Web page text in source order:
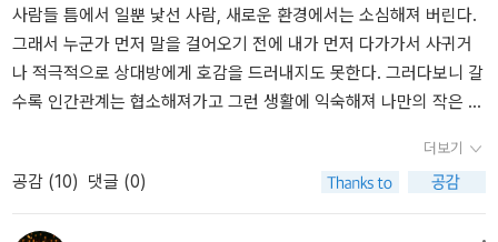
사이의 관계는 더욱 돈독해진다. 막스가 18세가 되던 해에, 부모님의
도움을 받아 막스는 독립한다. 28살도 아니고 18살에! 대단하지 않은
가. 그리고 우리의 믹스는 시간의 흐름과 더불어 점점 늙은 고양이가
되어 간다. 그러다 믹스는 시력을 잃게 된다. 아니 다른 것도 아니고
어지는 삶의 사이클에 돌입하게 되고 눈이 먼 믹스는 점점 더 아무데
도 가지 못하고 집에만 있게 된 시간이 많아진다. 바로 이 때 등장한
캐릭터가 바로 생쥐 멕스다. 참 아래층에 살던 멕시코생쥐들이 우리
사람들 틈에서 일뿐 낯선 사람, 새로운 환경에서는 소심해져 버린다.
그래서 누군가 먼저 말을 걸어오기 전에 내가 먼저 다가가서 사귀거
나 적극적으로 상대방에게 호감을 드러내지도 못한다. 그러다보니 갈
수록 인간관계는 협소해져가고 그런 생활에 익숙해져 나만의 작은 세
뭔가 통하는 게 없으면 금방 시들해져 버리고 더 이상 사귈 마음이 들
지 않는 단점을 가지게 되었다. 이런 나이기에 나와 전혀 다른 사람과
친구가 되라고 한다면, 아니 친구가 될 수 있겠냐고 묻는다면 단박에
더보기
공감 (10) 댓글 (0)